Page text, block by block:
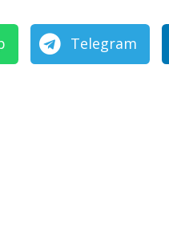
Telegram